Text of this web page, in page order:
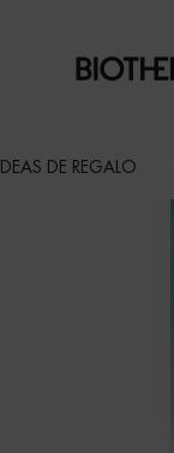
IDEAS DE REGALO